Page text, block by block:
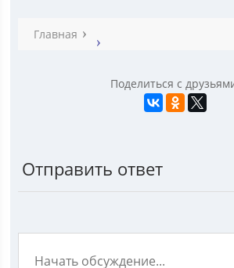
Главная
Поделиться с
Отправить ответ